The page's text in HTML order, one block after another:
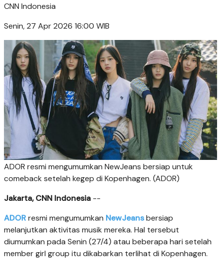
CNN Indonesia
Senin, 27 Apr 2026 16:00 WIB
ADOR resmi mengumumkan NewJeans bersiap untuk
comeback setelah kegep di Kopenhagen. (ADOR)
Jakarta, CNN Indonesia --
ADORresmi mengumumkan NewJeansbersiap
melanjutkan aktivitas musik mereka. Hal tersebut
diumumkan pada Senin (27/4) atau beberapa hari setelah
member girl group itu dikabarkan terlihat di Kopenhagen.